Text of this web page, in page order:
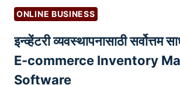
णा
र
?
कृ
ONLINE BUSINESS
इन्व्हेंटरी व्यवस्थापनासाठी
E-commerce Inventory
Software